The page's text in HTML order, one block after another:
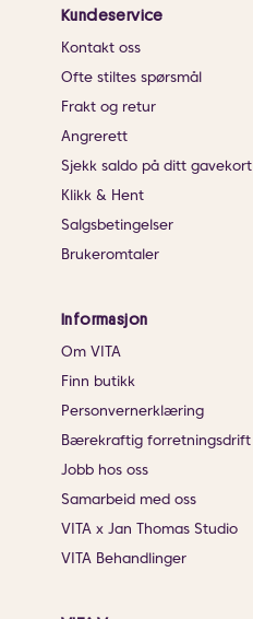
Kundeservice
Kontakt oss
Ofte stiltes spørsmål
Frakt og retur
Angrerett
Sjekk saldo på ditt gavekort
Klikk & Hent
Salgsbetingelser
Brukeromtaler
Informasjon
Om VITA
Finn butikk
Personvernerklæring
Bærekraftig forretningsdrift
Jobb hos oss
Samarbeid med oss
VITA x Jan Thomas Studio
VITA Behandlinger